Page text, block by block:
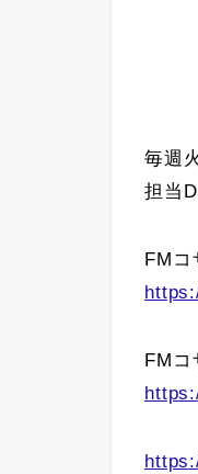
毎週
担当
FMコ
FM